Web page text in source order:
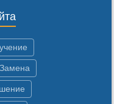
Замена